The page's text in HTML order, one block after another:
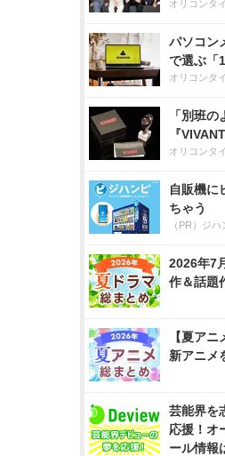
オリコンタ
パソコン
で選ぶ「
オリコンタ
「別班
『
オリコンタ
自販機に
ちゃう
（PR）ジハ
2026年7
作＆話題
【夏ア
新アニメ
芸能界を
応援！オ
ール情報